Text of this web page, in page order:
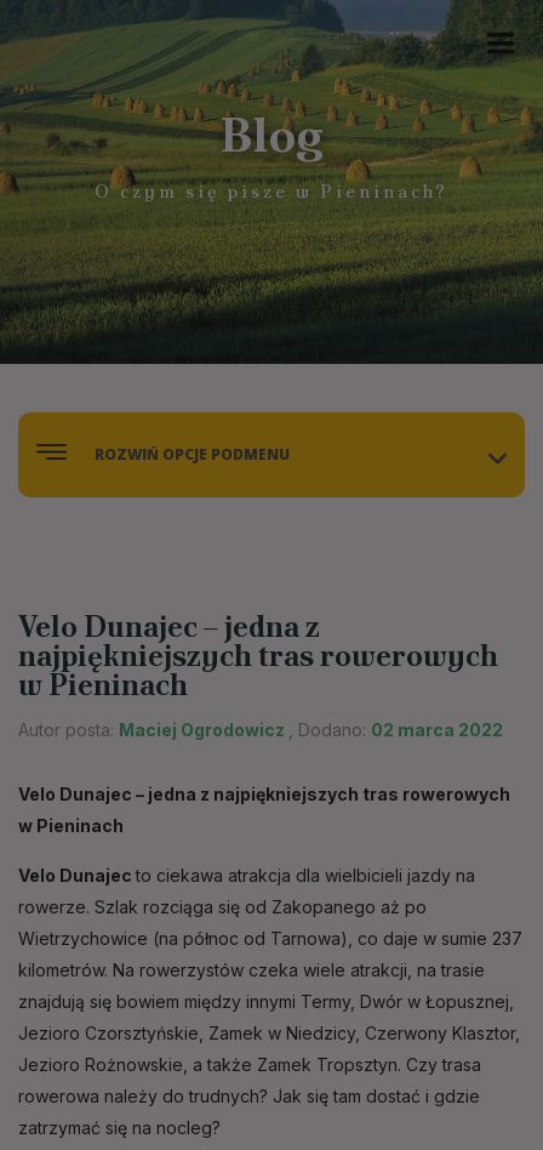
Blog
O czym się pisze w Pieninach?
ROZWIŃ OPCJE PODMENU
Velo Dunajec – jedna z
najpiękniejszych tras rowerowych
w Pieninach
Autor posta: Maciej Ogrodowicz , Dodano: 02 marca 2022
Velo Dunajec – jedna z najpiękniejszych tras rowerowych
w Pieninach
Velo Dunajecto ciekawa atrakcja dla wielbicieli jazdy na
rowerze. Szlak rozciąga się od Zakopanego aż po
Wietrzychowice (na północ od Tarnowa), co daje w sumie 237
kilometrów. Na rowerzystów czeka wiele atrakcji, na trasie
znajdują się bowiem między innymi Termy, Dwór w Łopusznej,
Jezioro Czorsztyńskie, Zamek w Niedzicy, Czerwony Klasztor,
Jezioro Rożnowskie, a także Zamek Tropsztyn. Czy trasa
rowerowa należy do trudnych? Jak się tam dostać i gdzie
zatrzymać się na nocleg?